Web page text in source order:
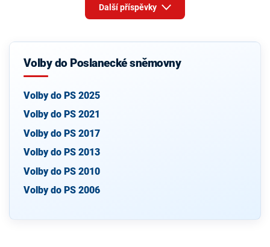
Další příspěvky
Volby do Poslanecké sněmovny
Volby do PS 2025
Volby do PS 2021
Volby do PS 2017
Volby do PS 2013
Volby do PS 2010
Volby do PS 2006